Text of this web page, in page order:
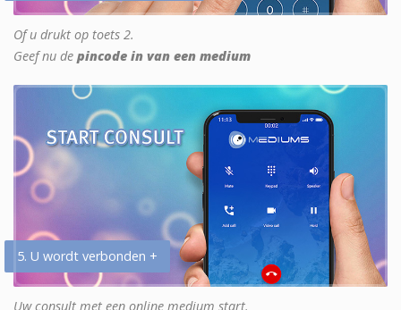
Of u drukt op toets 2.
Geef nu de pincode in van een medium
5. U wordt verbonden +
Uw consult met een online medium start.